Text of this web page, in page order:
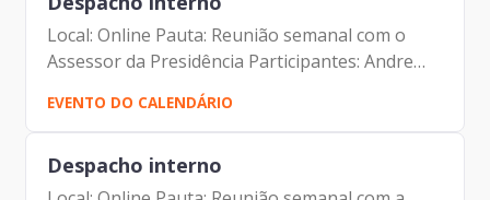
Local: Online Pauta: Reunião semanal com o
Assessor da Presidência Participantes: Andre
Tomiatto de Oliveira (Assessor da Presidência
da Prodam) Francisco de Padovan Forbes (
Presidente da...
EVENTO DO CALENDÁRIO
Despacho interno